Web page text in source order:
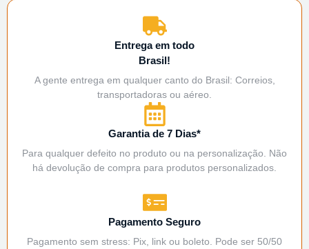
Entrega em todo
Brasil!
A gente entrega em qualquer canto do Brasil: Correios,
transportadoras ou aéreo.
Garantia de 7 Dias*
Para qualquer defeito no produto ou na personalização. Não
há devolução de compra para produtos personalizados.
Pagamento Seguro
Pagamento sem stress: Pix, link ou boleto. Pode ser 50/50